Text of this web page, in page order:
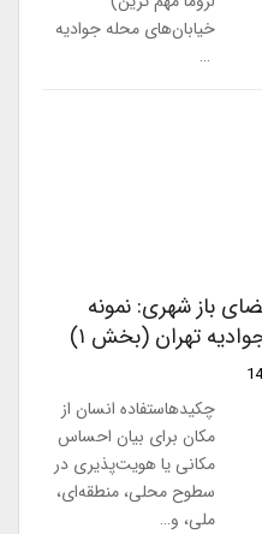
خیابان‌های محله جوادیه
باز شهری: نمونه
تهران (بخش ۱)
چکیدهاستفاده انسان از
مکان برای بیان احساس
مکانی یا هویت‌پذیری در
سطوح محلی، منطقه‌ای،
ملی، و…